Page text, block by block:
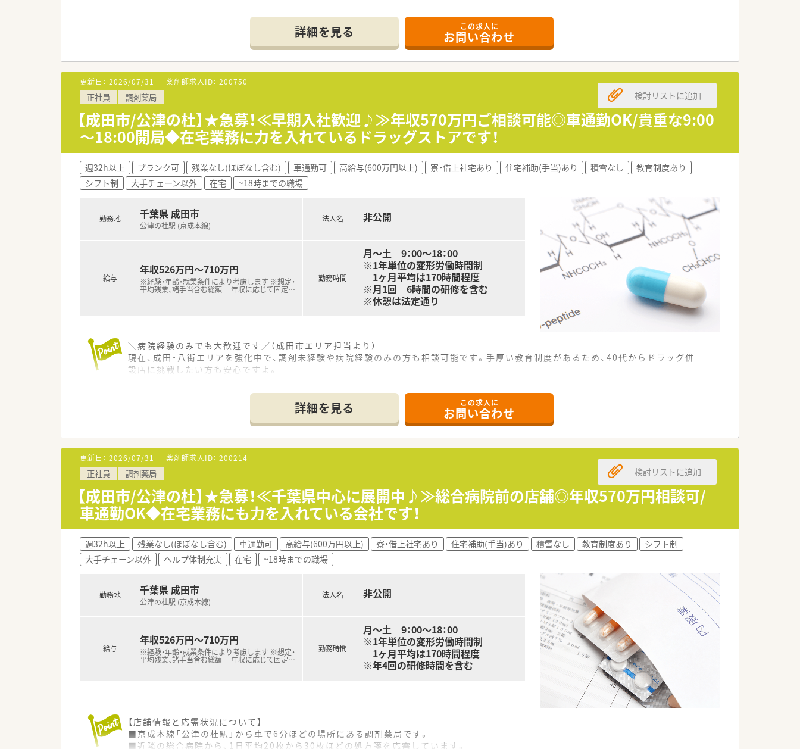
■現在は常勤薬剤師3名と非常勤薬剤師2名の体制で運営されており、手厚い人員配置によって小児科特有の迅速な対応を支えていま
【職場環境と雰囲気】
■レンガ調の外観が特徴的な温かい雰囲気の店舗であり、店内も清潔感に溢れているため、お子様連れの患者様も安心して来局されま
す。
■学歴や年齢に関わらずやる気のある社員が正当に評価される社風で、若手からベテランまでが協力し合う風通しの良い職場環境です。
■常勤と非常勤がバランス良く配置されているため、業務の相談もしやすく、経験が浅い方でも周囲のサポートを受けながら成長できま
す。
【想定されるキャリアイメージ】
■入社後のOJT研修に加え、ツルハグループ合同の勉強会やeラーニングを活用し、認定薬剤師の取得を計画的に進めることが可能で
す。
■薬歴セミナーやエパデール認定薬剤師取得セミナーなど、専門領域の講座も充実しており、臨床スキルを継続的にアップデートできま
■将来的には管理薬剤師やエリアマネージャーへの昇進、本部での教育担当など、本人の志向に応じた多様なキャリアパスが用意されて
います。
■30代前半の調剤経験者であれば、基本給と手当を合わせて年収520万円以上を目指すことができ、さらに残業代は別途全額支給されま
す。
■調剤経験1年から2年程度の若手薬剤師の方であっても、年収462万円以上の提示実績があり、早期のキャリア形成を強力に支援しま
す。
■毎年の定期昇給に加え、資格取得や役職への就任によって着実な年収アップが見込めるため、長期的な視点での人生設計が描ける環境
詳細を見る この求人に
お問い合わせ
更新日： 2026/07/31 薬剤師求人ID： 200750
正社員 調剤薬局
【成田市/公津の杜】★急募！≪早期入社歓迎♪≫年収570万円ご相談可能◎車通勤OK/貴重な9:00
～18:00開局◆在宅業務に力を入れているドラッグストアです！
検討リストに追加
週32h以上 ブランク可 残業なし(ほぼなし含む) 車通勤可 高給与(600万円以上) 寮・借上社宅あり 住宅補助(手当)あり 積雪なし
教育制度あり
シフト制
大手チェーン以外 在宅 ~18時までの職場
勤務地 千葉県 成田市
公津の杜駅 (京成本線)
給与
年収526万円～710万円
※経験・年齢・就業条件により考慮します ※想定・
平均残業、諸手当含む総額 年収に応じて固定…
法人名 非公開
勤務時間
月～土 9：00～18：00
※1年単位の変形労働時間制
1ヶ月平均は170時間程度
※月1回 6時間の研修を含む
※休憩は法定通り
＼病院経験のみでも大歓迎です／（成田市エリア担当より）
現在、成田・八街エリアを強化中で、調剤未経験や病院経験のみの方も相談可能です。手厚い教育制度があるため、40代からドラッグ併
設店に挑戦したい方も安心ですよ。
【店舗情報と応需状況について】
■公津の杜駅から車で30分ほどの成田市三里塚エリアに位置しており、ドラッグストアに併設された調剤薬局として運営しています。
■処方箋は近隣の医療機関から幅広く面で応需しており、1日平均20枚程度と落ち着いた環境で一人ひとりに丁寧に対応可能です。
■全店で分離申請を行っているためレジ打ちや品出し業務はなく、薬剤師は調剤や監査といった専門業務に専念できる環境です。
【職場環境と雰囲気】
■平均勤続年数は10.8年と長く、定着率が良いことが特徴で、腰を据えて長く働きたいと考えている方には安心の職場環境です。
■自社の保健師や管理栄養士による健康サポートプログラムがあり、社員自身の健康管理も大切にする温かい文化が根付いています。
■3名以上の社員が集まれば同好会への補助が出るなど、部署や職種を超えた交流が盛んで、明るく風通しの良い雰囲気があります。
【想定されるモデル年収】
■経験者の場合、月給に加えて諸手当を含めた485万円以上からのスタートとなり、年2回の賞与でしっかりと還元される仕組みです。
■定期昇給が毎年着実に実施されることに加え、自己研鑽の結果が評価される評価システムがあるため、年収アップを目指せます。
■管理薬剤師や薬局長などの役職に就くことで役職手当が加算され、500万円台後半からそれ以上の高待遇も十分に狙える環境です。
詳細を見る この求人に
お問い合わせ
更新日： 2026/07/31 薬剤師求人ID： 200214
正社員 調剤薬局
【成田市/公津の杜】★急募！≪千葉県中心に展開中♪≫総合病院前の店舗◎年収570万円相談可/
車通勤OK◆在宅業務にも力を入れている会社です！
検討リストに追加
週32h以上 残業なし(ほぼなし含む) 車通勤可 高給与(600万円以上) 寮・借上社宅あり 住宅補助(手当)あり 積雪なし 教育制度あり
シフト制
大手チェーン以外
ヘルプ体制充実 在宅 ~18時までの職場
勤務地 千葉県 成田市
公津の杜駅 (京成本線)
給与
年収526万円～710万円
※経験・年齢・就業条件により考慮します ※想定・
平均残業、諸手当含む総額 年収に応じて固定…
法人名 非公開
勤務時間
月～土 9：00～18：00
※1年単位の変形労働時間制
1ヶ月平均は170時間程度
※年4回の研修時間を含む
【店舗情報と応需状況について】
■京成本線「公津の杜駅」から車で6分ほどの場所にある調剤薬局です。
■近隣の総合病院から、1日平均20枚から30枚ほどの処方箋を応需しています。